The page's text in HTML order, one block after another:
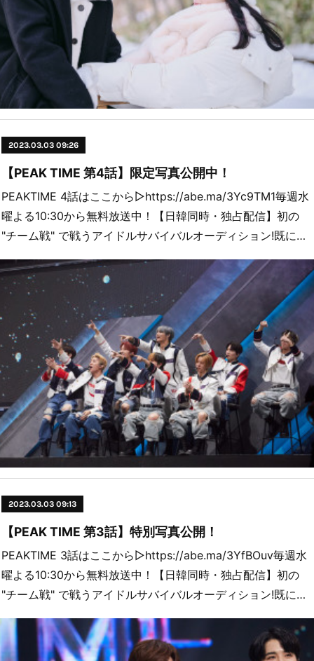
2023.03.03 09:26
【PEAK TIME 第4話】限定写真公開中！
PEAKTIME 4話はここから▷https://abe.ma/3Yc9TM1毎週水
曜よる10:30から無料放送中！【日韓同時・独占配信】初の
"チーム戦" で戦うアイドルサバイバルオーディション!既に…
2023.03.03 09:13
【PEAK TIME 第3話】特別写真公開！
PEAKTIME 3話はここから▷https://abe.ma/3YfBOuv毎週水
曜よる10:30から無料放送中！【日韓同時・独占配信】初の
"チーム戦" で戦うアイドルサバイバルオーディション!既に…